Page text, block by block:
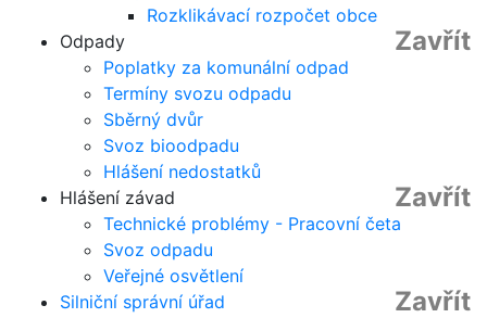
Rozklikávací rozpočet obce
Zavřít
Odpady
Poplatky za komunální odpad
Termíny svozu odpadu
Sběrný dvůr
Svoz bioodpadu
Hlášení nedostatků
Zavřít
Hlášení závad
Technické problémy - Pracovní četa
Svoz odpadu
Veřejné osvětlení
Zavřít
Silniční správní úřad